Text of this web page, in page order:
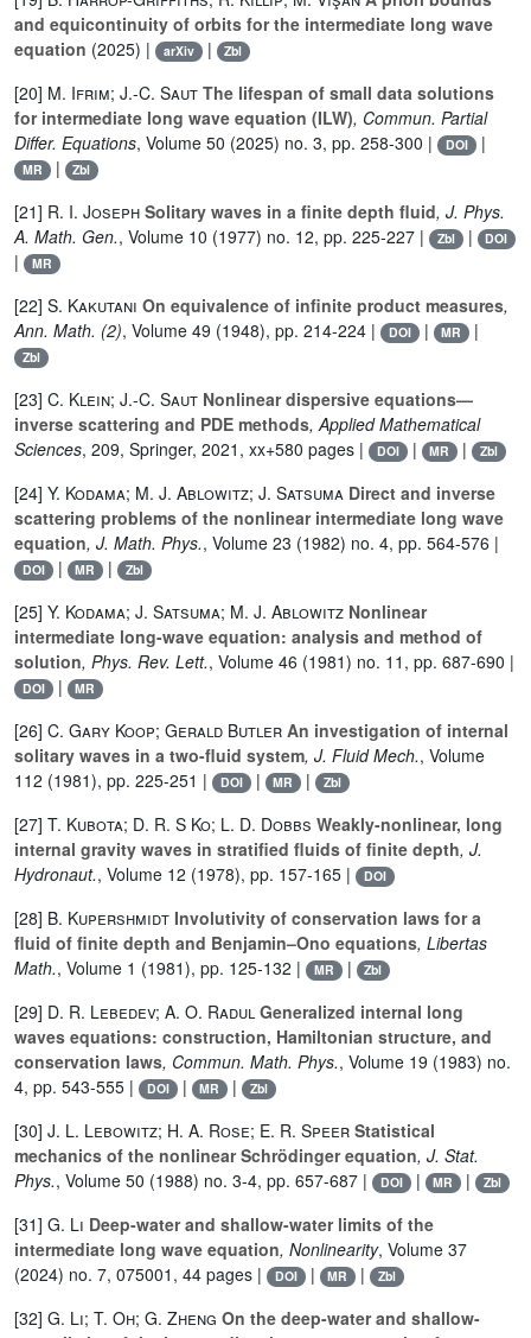
and equicontinuity of orbits for the intermediate long wave
equation (2025) | arXiv | Zbl
[20] M. Ifrim; J.-C. Saut The lifespan of small data solutions
for intermediate long wave equation (ILW), Commun. Partial
Differ. Equations, Volume 50 (2025) no. 3, pp. 258-300 | DOI |
MR | Zbl
[21] R. I. Joseph Solitary waves in a finite depth fluid, J. Phys.
A. Math. Gen., Volume 10 (1977) no. 12, pp. 225-227 | Zbl | DOI
| MR
[22] S. Kakutani On equivalence of infinite product measures,
Ann. Math. (2), Volume 49 (1948), pp. 214-224 | DOI | MR |
Zbl
[23] C. Klein; J.-C. Saut Nonlinear dispersive equations—
inverse scattering and PDE methods, Applied Mathematical
Sciences, 209, Springer, 2021, xx+580 pages | DOI | MR | Zbl
[24] Y. Kodama; M. J. Ablowitz; J. Satsuma Direct and inverse
scattering problems of the nonlinear intermediate long wave
equation, J. Math. Phys., Volume 23 (1982) no. 4, pp. 564-576 |
DOI | MR | Zbl
[25] Y. Kodama; J. Satsuma; M. J. Ablowitz Nonlinear
intermediate long-wave equation: analysis and method of
solution, Phys. Rev. Lett., Volume 46 (1981) no. 11, pp. 687-690 |
DOI | MR
[26] C. Gary Koop; Gerald Butler An investigation of internal
solitary waves in a two-fluid system, J. Fluid Mech., Volume
112 (1981), pp. 225-251 | DOI | MR | Zbl
[27] T. Kubota; D. R. S Ko; L. D. Dobbs Weakly-nonlinear, long
internal gravity waves in stratified fluids of finite depth, J.
Hydronaut., Volume 12 (1978), pp. 157-165 | DOI
[28] B. Kupershmidt Involutivity of conservation laws for a
fluid of finite depth and Benjamin–Ono equations, Libertas
Math., Volume 1 (1981), pp. 125-132 | MR | Zbl
[29] D. R. Lebedev; A. O. RadulGeneralized internal long
waves equations: construction, Hamiltonian structure, and
conservation laws, Commun. Math. Phys., Volume 19 (1983) no.
4, pp. 543-555 |
DOI | MR | Zbl
[30] J. L. Lebowitz; H. A. Rose; E. R. Speer Statistical
mechanics of the nonlinear Schrödinger equation, J. Stat.
Phys., Volume 50 (1988) no. 3-4, pp. 657-687 | DOI | MR | Zbl
[31] G. Li Deep-water and shallow-water limits of the
intermediate long wave equation, Nonlinearity, Volume 37
(2024) no. 7, 075001, 44 pages |
DOI | MR | Zbl
[32] G. Li; T. Oh; G. Zheng On the deep-water and shallow-